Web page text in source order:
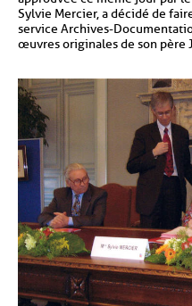
Sylvie Mercier, a décidé de
service Archives-
œuvres originales de son père